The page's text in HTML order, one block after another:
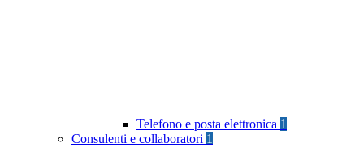
Telefono e posta elettronica 1
Consulenti e collaboratori 1